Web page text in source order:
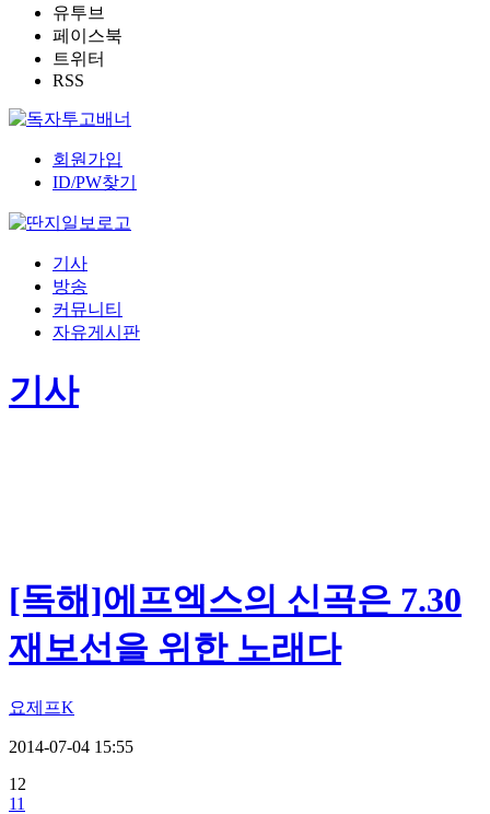
유투브
페이스북
트위터
RSS
회원가입
ID/PW찾기
기사
방송
커뮤니티
자유게시판
기사
[독해]에프엑스의 신곡은 7.30
재보선을 위한 노래다
요제프K
2014-07-04 15:55
12
11